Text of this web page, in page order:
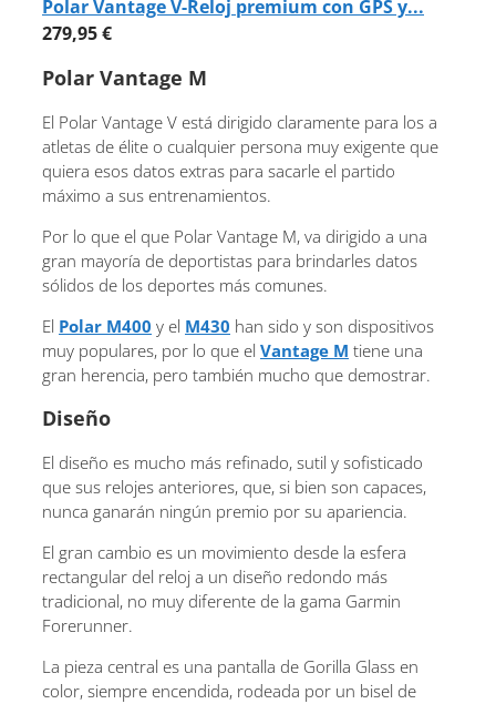
Polar Vantage V-Reloj premium con GPS y...
279,95 €
Polar Vantage M
El Polar Vantage V está dirigido claramente para los a
atletas de élite o cualquier persona muy exigente que
quiera esos datos extras para sacarle el partido
máximo a sus entrenamientos.
Por lo que el que Polar Vantage M, va dirigido a una
gran mayoría de deportistas para brindarles datos
sólidos de los deportes más comunes.
El Polar M400 y el M430 han sido y son dispositivos
muy populares, por lo que el Vantage M tiene una
gran herencia, pero también mucho que demostrar.
Diseño
El diseño es mucho más refinado, sutil y sofisticado
que sus relojes anteriores, que, si bien son capaces,
nunca ganarán ningún premio por su apariencia.
El gran cambio es un movimiento desde la esfera
rectangular del reloj a un diseño redondo más
tradicional, no muy diferente de la gama Garmin
Forerunner.
La pieza central es una pantalla de Gorilla Glass en
color, siempre encendida, rodeada por un bisel de